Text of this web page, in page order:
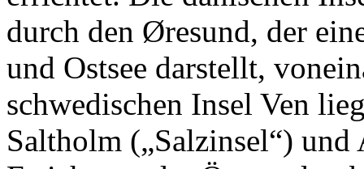
durch den Øresund, der
und Ostsee darstellt,
schwedischen Insel Ven
Saltholm („Salzinsel“)